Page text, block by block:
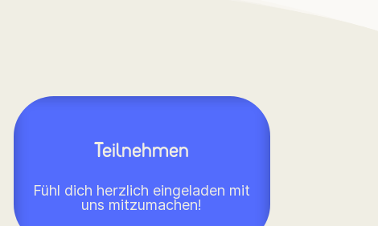
Teilnehmen
Fühl dich herzlich eingeladen mit
uns mitzumachen!